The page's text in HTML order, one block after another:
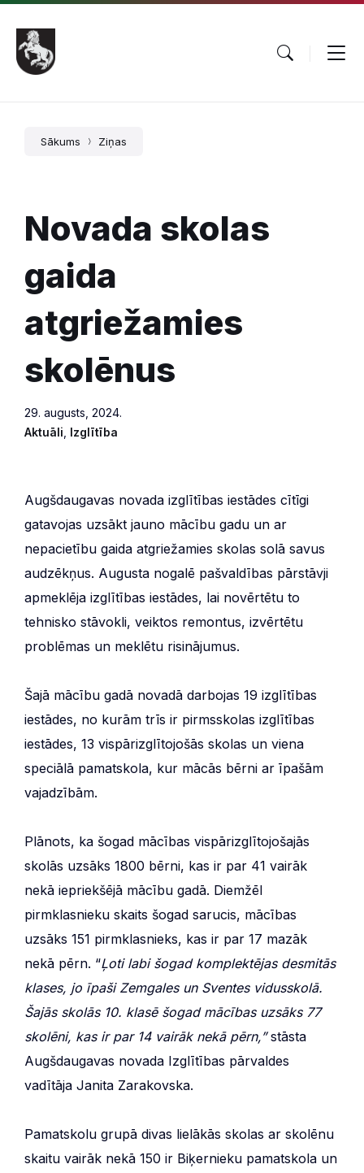
Pāriet
saturu
Skip
main
navigation
Skip
footer
Sākums Ziņas
Novada skolas
gaida
atgriežamies
skolēnus
29. augusts, 2024.
Aktuāli Izglītība
Augšdaugavas novada izglītības iestādes cītīgi
gatavojas uzsākt jauno mācību gadu un ar
nepacietību gaida atgriežamies skolas solā savus
audzēkņus. Augusta nogalē pašvaldības pārstāvji
apmeklēja izglītības iestādes, lai novērtētu to
tehnisko stāvokli, veiktos remontus, izvērtētu
problēmas un meklētu risinājumus.
Šajā mācību gadā novadā darbojas 19 izglītības
iestādes, no kurām trīs ir pirmsskolas izglītības
iestādes, 13 vispārizglītojošās skolas un viena
speciālā pamatskola, kur mācās bērni ar īpašām
vajadzībām.
Plānots, ka šogad mācības vispārizglītojošajās
skolās uzsāks 1800 bērni, kas ir par 41 vairāk
nekā iepriekšējā mācību gadā. Diemžēl
pirmklasnieku skaits šogad sarucis, mācības
uzsāks 151 pirmklasnieks, kas ir par 17 mazāk
nekā pērn. “Ļoti labi šogad komplektējas desmitās
klases, jo īpaši Zemgales un Sventes vidusskolā.
Šajās skolās 10. klasē šogad mācības uzsāks 77
skolēni, kas ir par 14 vairāk nekā pērn,”stāsta
Augšdaugavas novada Izglītības pārvaldes
vadītāja Janita Zarakovska.
Pamatskolu grupā divas lielākās skolas ar skolēnu
skaitu vairāk nekā 150 ir Biķernieku pamatskola un